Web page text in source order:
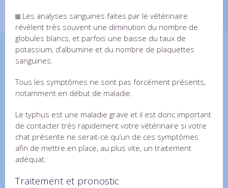
Les analyses sanguines faites par le vétérinaire
révèlent très souvent une diminution du nombre de
globules blancs, et parfois une baisse du taux de
potassium, d’albumine et du nombre de plaquettes
sanguines.
Tous les symptômes ne sont pas forcément présents,
notamment en début de maladie.
Le typhus est une maladie grave et il est donc important
de contacter très rapidement votre vétérinaire si votre
chat présente ne serait-ce qu’un de ces symptômes
afin de mettre en place, au plus vite, un traitement
adéquat.
Traitement et pronostic